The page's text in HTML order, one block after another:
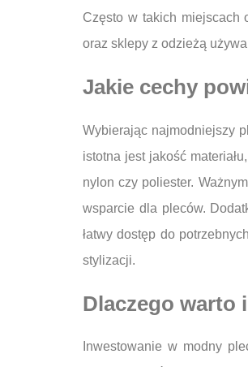
Często w takich miejscach
oraz sklepy z odzieżą
Jakie cechy
Wybierając najmodniejszy
istotna jest jakość
nylon czy poliester.
wsparcie dla pleców.
łatwy dostęp do
stylizacji.
Dlaczego warto
Inwestowanie w modny